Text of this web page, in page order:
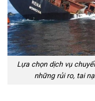
Lựa chọn dịch vụ
những rủi ro, tai